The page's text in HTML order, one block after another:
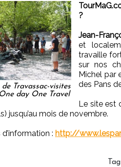
Travassac-visites
day One Travel
?
Jean-
et
travaille
sur nos
Michel par
des Pans
Le site est
jusqu’au mois de novembre.
: http://